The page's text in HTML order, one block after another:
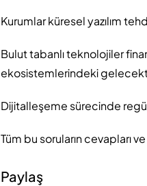
Kurumlar küresel yazılım
Bulut tabanlı teknolojiler
ekosistemlerindeki
Dijitalleşeme sürecinde
Tüm bu soruların cevapları
Paylaş